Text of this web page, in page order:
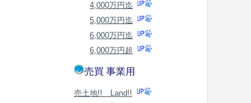
4,000万円迄
5,000万円迄
6,000万円迄
6,000万円超
売買 事業用
売土地!! Land!!